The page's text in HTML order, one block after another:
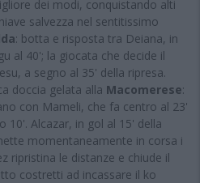
dei modi, conquistando alti
salvezza nel sentitissimo
: botta e risposta tra Deiana, in
al 40'; la giocata che decide il
a segno al 35' della ripresa.
doccia gelata alla Macomerese:
con Mameli, che fa centro al 23'
10'. Alcazar, in gol al 15' della
momentaneamente in corsa i
ripristina le distanze e chiude il
costretti ad incassare il ko